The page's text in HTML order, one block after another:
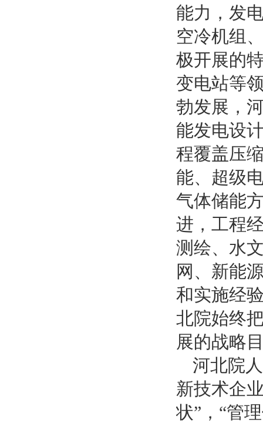
能力，发
空冷机组
极开展的
变电站等
勃发展，
能发电设
程覆盖压
能、超级
气体储能
进，工程
测绘、水
网、新能
和实施经
北院始终
展的战略
河北院
新技术企
状”，“管